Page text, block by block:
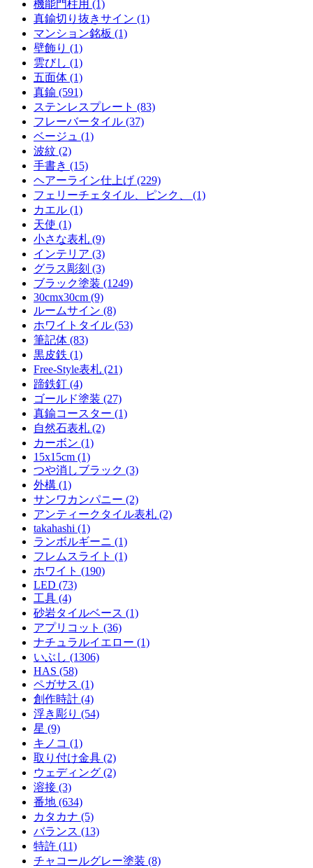
機能門柱用 (1)
真鍮切り抜きサイン (1)
マンション銘板 (1)
壁飾り (1)
雲びし (1)
五面体 (1)
真鍮 (591)
ステンレスプレート (83)
フレーバータイル (37)
ベージュ (1)
波紋 (2)
手書き (15)
ヘアーライン仕上げ (229)
フェリーチェタイル、ピンク、 (1)
カエル (1)
天使 (1)
小さな表札 (9)
インテリア (3)
グラス彫刻 (3)
ブラック塗装 (1249)
30cmx30cm (9)
ルームサイン (8)
ホワイトタイル (53)
筆記体 (83)
黒皮鉄 (1)
Free-Style表札 (21)
蹄鉄釘 (4)
ゴールド塗装 (27)
真鍮コースター (1)
自然石表札 (2)
カーボン (1)
15x15cm (1)
つや消しブラック (3)
外構 (1)
サンワカンパニー (2)
アンティークタイル表札 (2)
takahashi (1)
ランボルギーニ (1)
フレムスライト (1)
ホワイト (190)
LED (73)
工具 (4)
砂岩タイルベース (1)
アプリコット (36)
ナチュラルイエロー (1)
いぶし (1306)
HAS (58)
ペガサス (1)
創作時計 (4)
浮き彫り (54)
星 (9)
キノコ (1)
取り付け金具 (2)
ウェディング (2)
溶接 (3)
番地 (634)
カタカナ (5)
バランス (13)
特許 (11)
チャコールグレー塗装 (8)